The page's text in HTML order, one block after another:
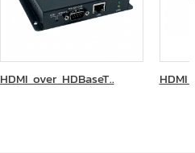
HDMI over HDBaseT.. HDMI